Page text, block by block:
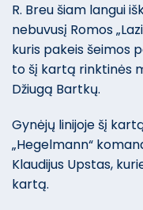
R. Breu šiam langui
nebuvusį Romos
kuris pakeis šeimos
to šį kartą rinktinės
Džiugą Bartkų.
Gynėjų linijoje šį
„Hegelmann“
Klaudijus Upstas,
kartą.